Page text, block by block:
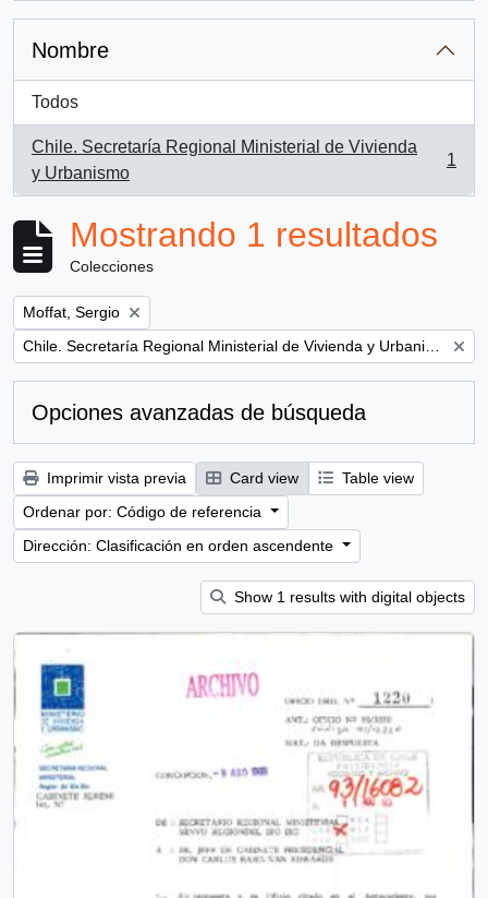
Nombre
Todos
Chile. Secretaría Regional Ministerial de Vivienda
y Urbanismo
, 1 resultados
1
Mostrando 1 resultados
Colecciones
Remove filter:
Moffat, Sergio
Remove filter:
Opciones avanzadas de búsqueda
Imprimir vista previa Card view
Table view
Ordenar por: Código de referencia
Dirección: Clasificación en orden ascendente
Show 1 results with digital objects